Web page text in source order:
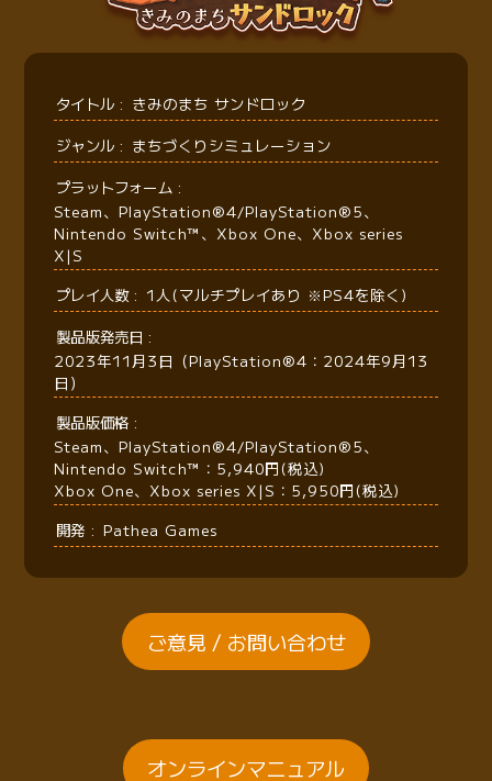
タイトル
きみのまち サンドロック
ジャンル
まちづくりシミュレーション
プラットフォーム
Steam、PlayStation®4/PlayStation®5、
Nintendo Switch™、Xbox One、Xbox series
X|S
プレイ人数
1人(マルチプレイあり ※PS4を除く)
製品版発売日
2023年11月3日（PlayStation®4：2024年9月13
日）
製品版価格
Steam、PlayStation®4/PlayStation®5、
Nintendo Switch™：5,940円(税込)
Xbox One、Xbox series X|S：5,950円(税込)
開発
Pathea Games
ご意見 / お問い合わせ
オンラインマニュアル